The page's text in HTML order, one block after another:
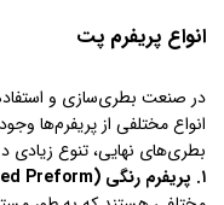
انواع پریفرم پت
انواع مختلفی از پریفرم‌ها
بطری‌های نهایی، تنوع زیادی
۱. پریفرم رنگی (Colored Preform):